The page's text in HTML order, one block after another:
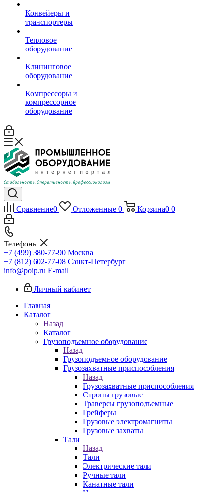
Конвейеры и
транспортеры
Тепловое
оборудование
Клининговое
оборудование
Компрессоры и
компрессорное
оборудование
Сравнение0 Отложенные 0 Корзина0 0
Телефоны
+7 (499) 380-77-90 Москва
+7 (812) 602-77-08 Санкт-Петербург
info@poip.ru E-mail
Личный кабинет
Главная
Каталог
Назад
Каталог
Грузоподъемное оборудование
Назад
Грузоподъемное оборудование
Грузозахватные приспособления
Назад
Грузозахватные приспособления
Стропы грузовые
Траверсы грузоподъемные
Грейферы
Грузовые электромагниты
Грузовые захваты
Тали
Назад
Тали
Электрические тали
Ручные тали
Канатные тали